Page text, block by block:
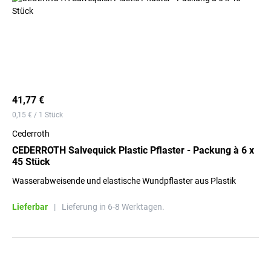
41,77 €
0,15 € / 1 Stück
Cederroth
CEDERROTH Salvequick Plastic Pflaster - Packung à 6 x
45 Stück
Wasserabweisende und elastische Wundpflaster aus Plastik
Lieferbar | Lieferung in 6-8 Werktagen.